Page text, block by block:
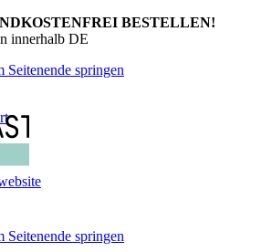
BESTELLEN!
innerhalb DE
Seitenende springen
Seitenende springen